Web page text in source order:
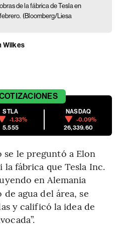
de la fábrica de Tesla en
(Bloomberg/Liesa
Wilkes
STLA
-1.33%
5.555
NASDAQ
-0.09%
26,339.60
le preguntó a Elon
la fábrica que Tesla Inc.
en Alemania
agua del área, se
y calificó la idea de